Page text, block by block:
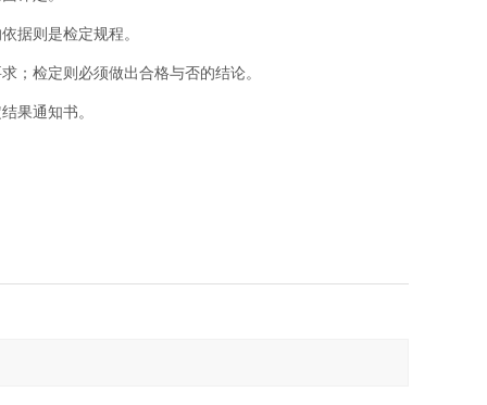
据则是检定规程。
；检定则必须做出合格与否的结论。
果通知书。